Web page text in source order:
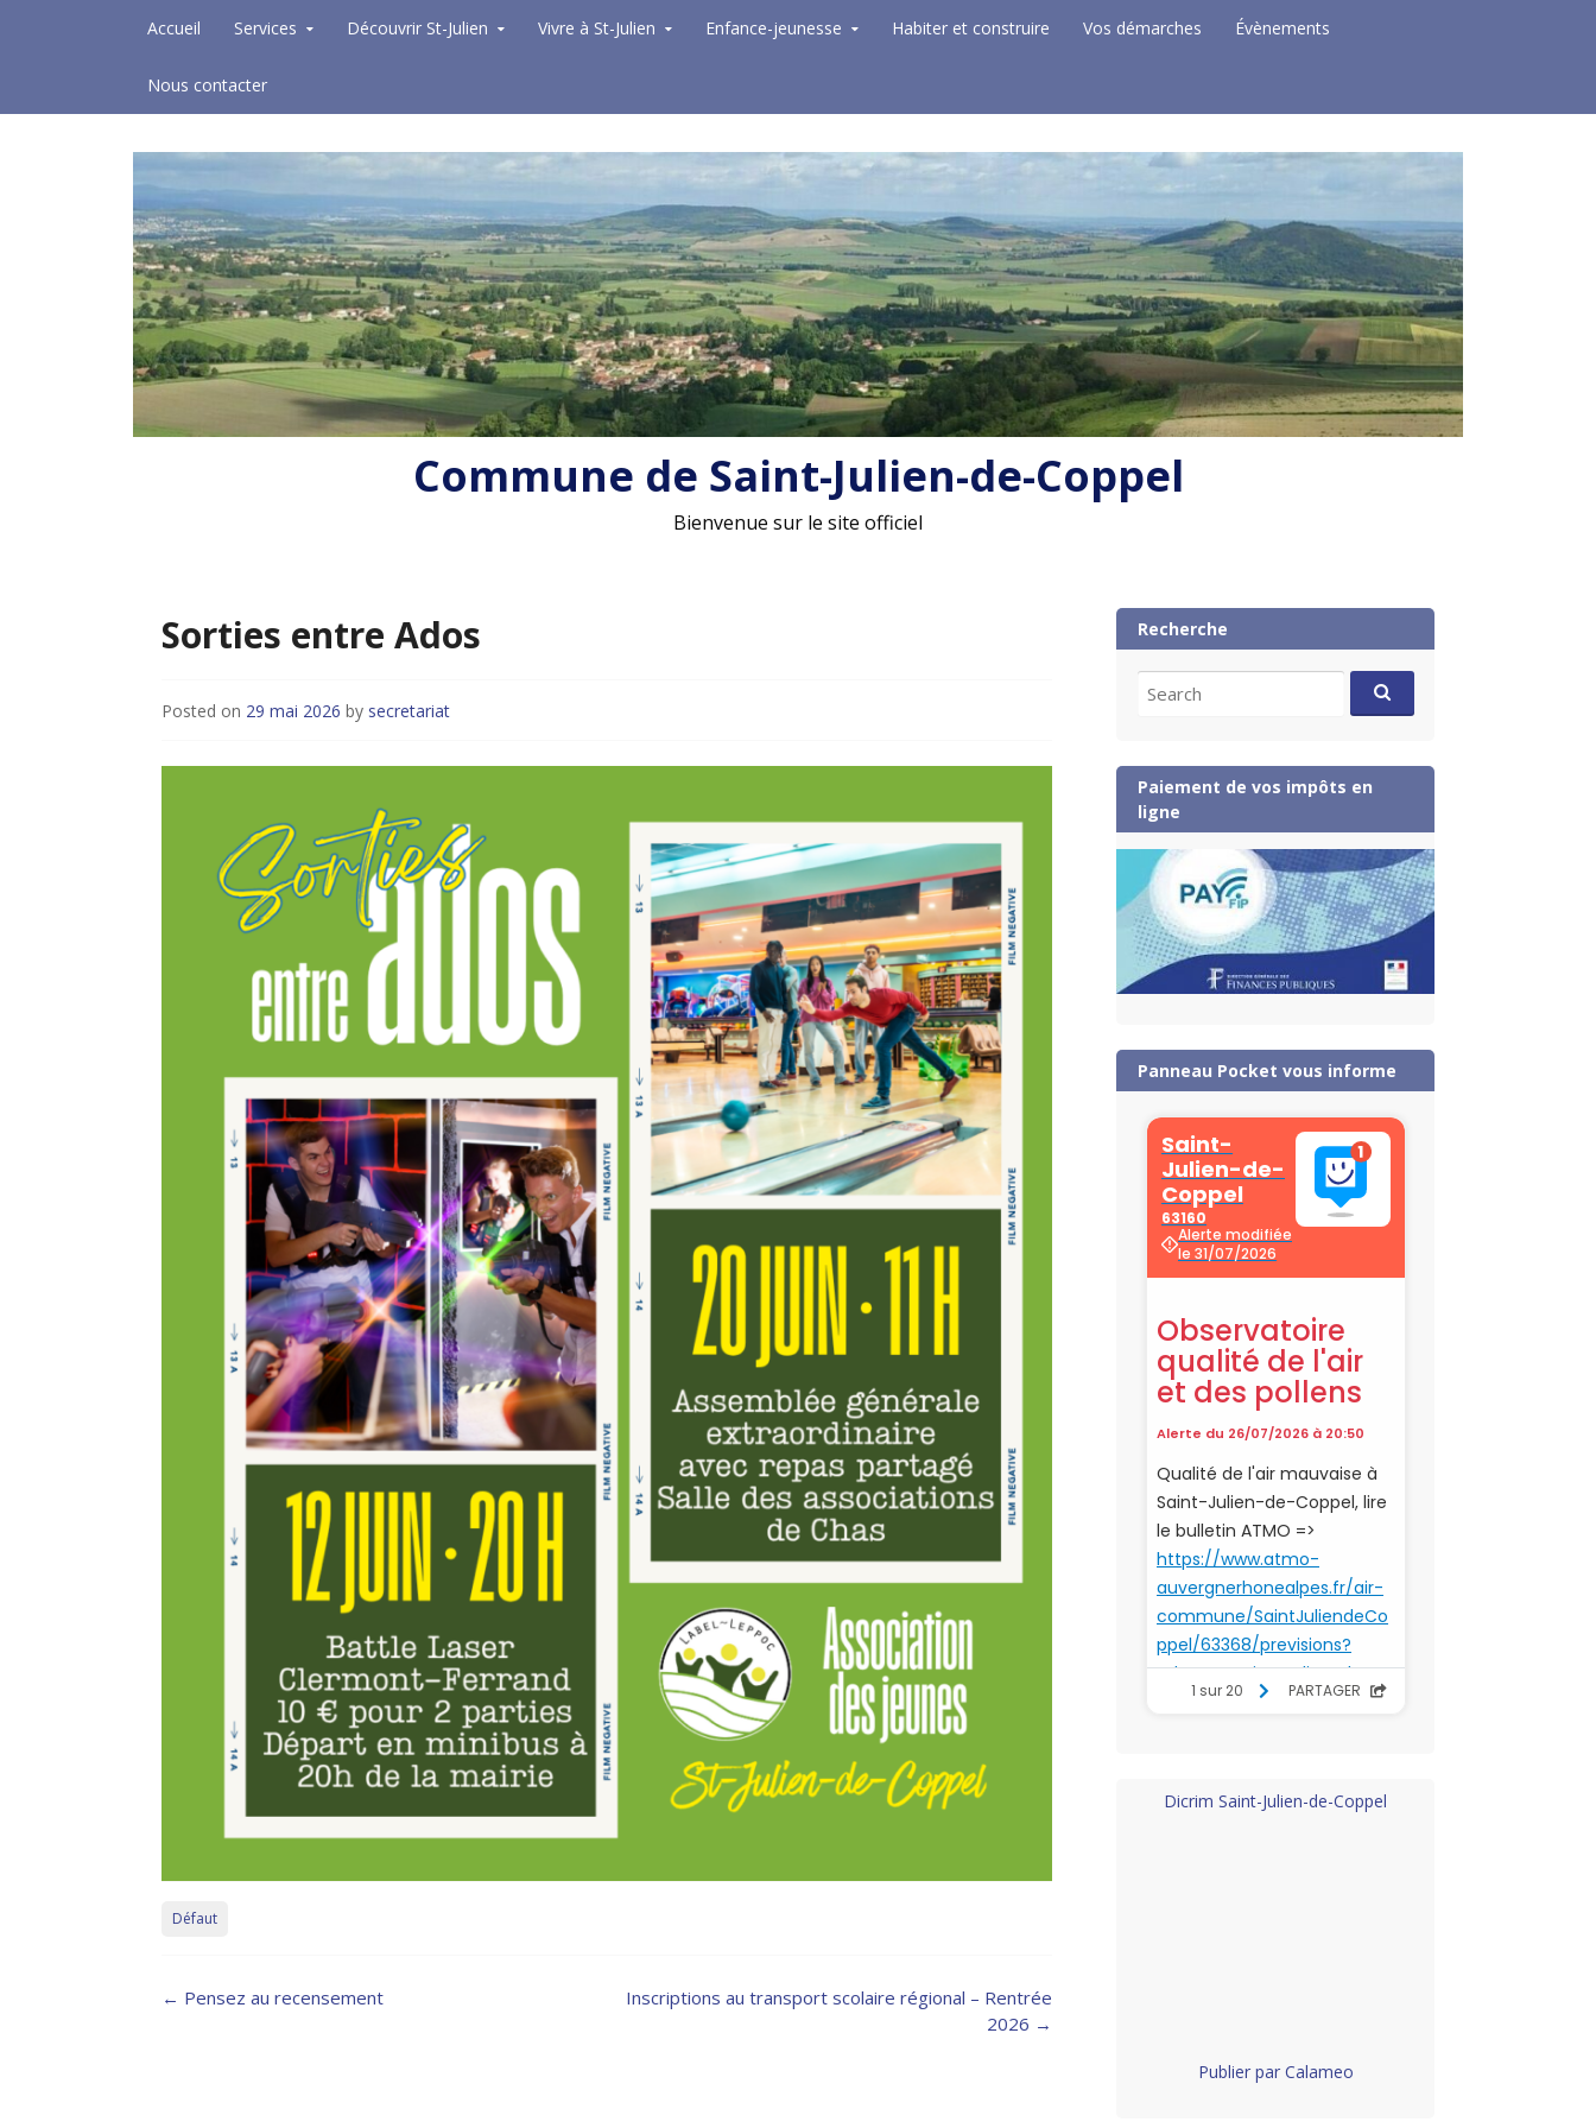
Accueil Services Découvrir St-Julien Vivre à St-Julien Enfance-jeunesse Habiter et construire Vos démarches Évènements
Nous contacter
Commune de Saint-Julien-de-Coppel
Bienvenue sur le site officiel
Sorties entre Ados
Posted on 29 mai 2026 by secretariat
Défaut
Post
← Pensez au recensement
Inscriptions au transport scolaire régional – Rentrée
2026 →
Recherche
for:
Paiement de vos impôts en
ligne
Panneau Pocket vous informe
Dicrim Saint-Julien-de-Coppel
Publier par Calameo